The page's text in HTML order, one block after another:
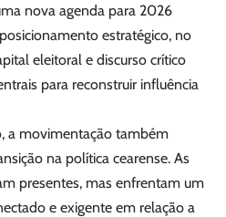
nova agenda para 2026
estratégico, no
eleitoral e discurso crítico
para reconstruir influência
a movimentação também
na política cearense. As
presentes, mas enfrentam um
e exigente em relação a